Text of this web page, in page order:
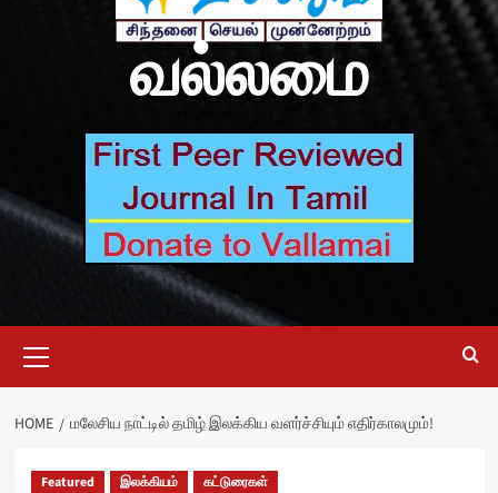
வல்லமை
Menu
HOME மலேசிய நாட்டில் தமிழ் இலக்கிய வளர்ச்சியும் எதிர்காலமும்!
Featured இலக்கியம் கட்டுரைகள்